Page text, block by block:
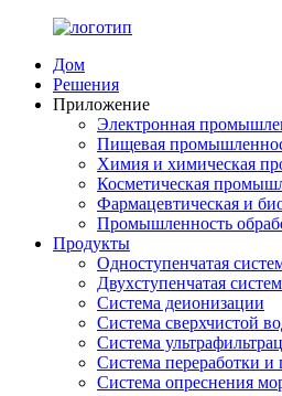
Дом
Решения
Приложение
Электронная
Пищевая
Химия и химическая
Косметическая
Фармацевтическая и
Промышленность
Продукты
Одноступенчатая
Двухступенчатая
Система деионизации
Система сверхчистой
Система
Система переработки и
Система опреснения